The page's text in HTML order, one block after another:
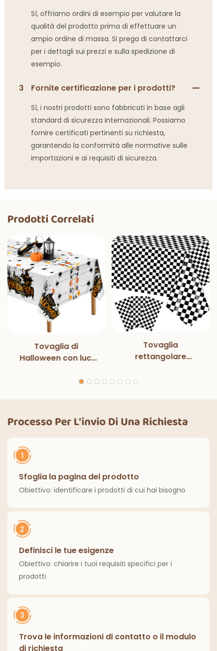
Sì, offriamo ordini di esempio per valutare la
qualità del prodotto prima di effettuare un
ampio ordine di massa. Si prega di contattarci
per i dettagli sui prezzi e sulla spedizione di
esempio.
3 Fornite certificazione per i prodotti?
Sì, i nostri prodotti sono fabbricati in base agli
standard di sicurezza internazionali. Possiamo
fornire certificati pertinenti su richiesta,
garantendo la conformità alle normative sulle
importazioni e ai requisiti di sicurezza.
Prodotti Correlati
Tovaglia di
Halloween con luci
decorazioni per
cucina, decorazioni
per la casa
Tovaglia
rettangolare
nero con luci
decorazioni
classiche per interni
Processo Per L'invio Di Una Richiesta
Sfoglia la pagina del prodotto
Obiettivo: identificare i prodotti di cui hai bisogno
Definisci le tue esigenze
Obiettivo: chiarire i tuoi requisiti specifici per i
prodotti
Trova le informazioni di contatto o il modulo
di richiesta